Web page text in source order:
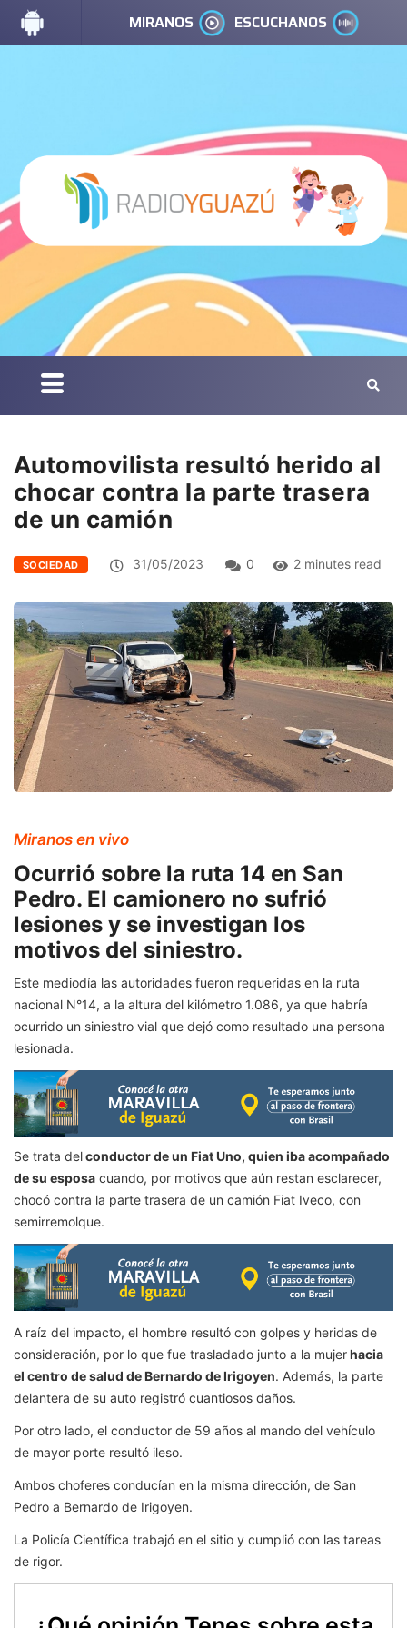
MIRANOS ESCUCHANOS
Automovilista resultó herido al
chocar contra la parte trasera
de un camión
SOCIEDAD 31/05/2023 0 2 minutes read
Miranos en vivo
Ocurrió sobre la ruta 14 en San
Pedro. El camionero no sufrió
lesiones y se investigan los
motivos del siniestro.
Este mediodía las autoridades fueron requeridas en la ruta
nacional N°14, a la altura del kilómetro 1.086, ya que habría
ocurrido un siniestro vial que dejó como resultado una persona
lesionada.
Se trata delconductor de un Fiat Uno, quien iba acompañado
de su esposa cuando, por motivos que aún restan esclarecer,
chocó contra la parte trasera de un camión Fiat Iveco, con
semirremolque.
A raíz del impacto, el hombre resultó con golpes y heridas de
consideración, por lo que fue trasladado junto a la mujerhacia
el centro de salud de Bernardo de Irigoyen. Además, la parte
delantera de su auto registró cuantiosos daños.
Por otro lado, el conductor de 59 años al mando del vehículo
de mayor porte resultó ileso.
Ambos choferes conducían en la misma dirección, de San
Pedro a Bernardo de Irigoyen.
La Policía Científica trabajó en el sitio y cumplió con las tareas
de rigor.